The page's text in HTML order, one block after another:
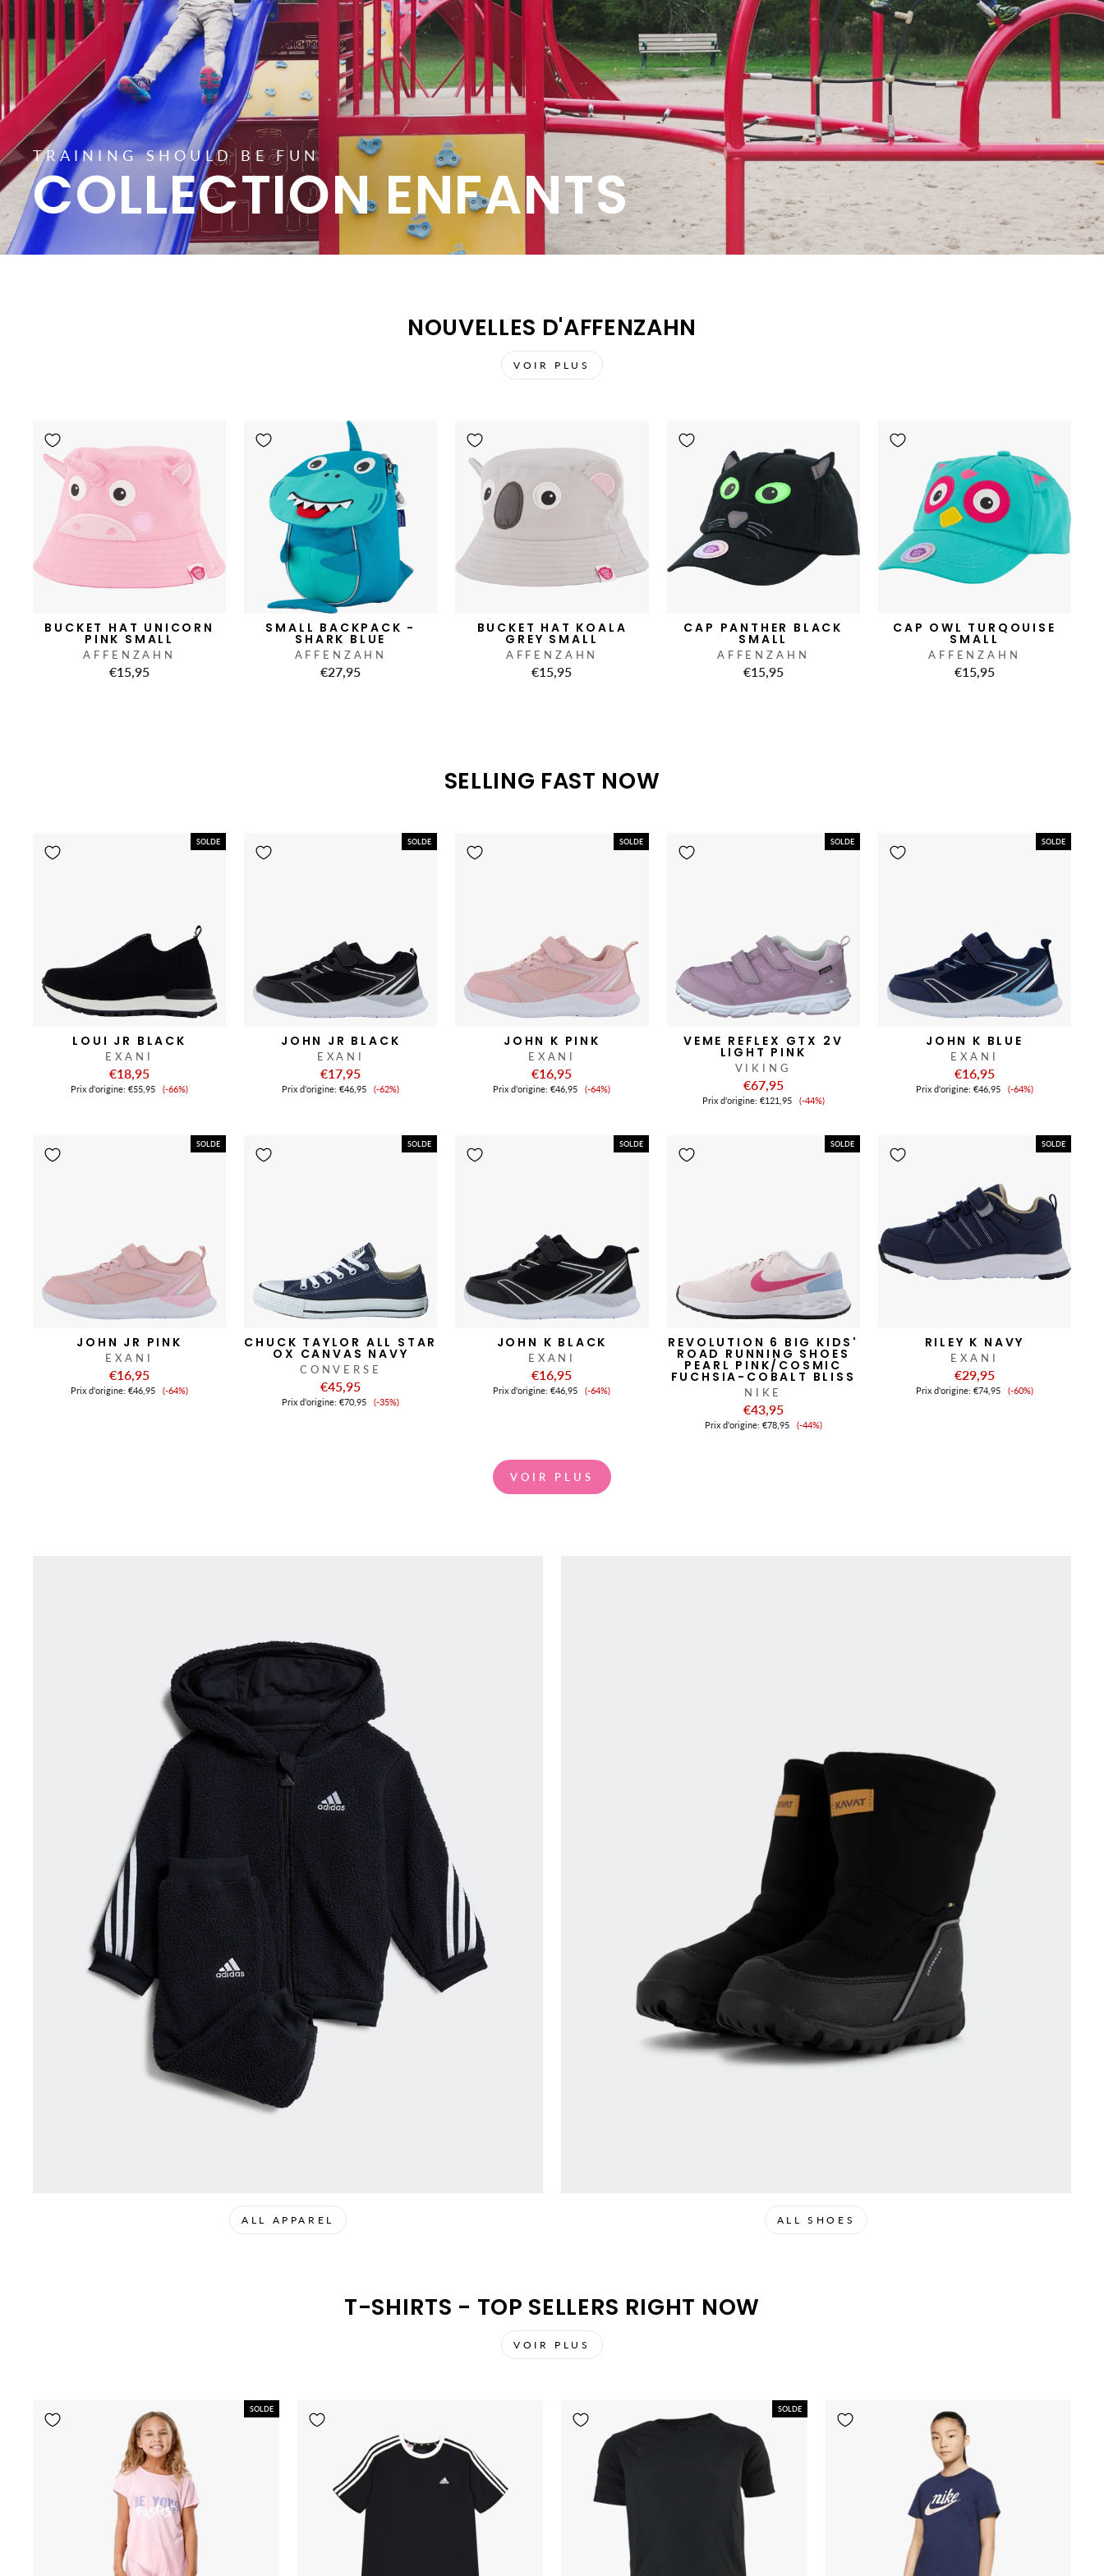
TRAINING SHOULD BE FUN
COLLECTION ENFANTS
NOUVELLES D'AFFENZAHN
VOIR PLUS
BUCKET HAT UNICORN
PINK SMALL
AFFENZAHN
€15,95
SMALL BACKPACK -
SHARK BLUE
AFFENZAHN
€27,95
BUCKET HAT KOALA
GREY SMALL
AFFENZAHN
€15,95
CAP PANTHER BLACK
SMALL
AFFENZAHN
€15,95
CAP OWL TURQOUISE
SMALL
AFFENZAHN
€15,95
SELLING FAST NOW
SOLDE
LOUI JR BLACK
EXANI
€18,95
Prix ​​d'origine:€55,95
Prix
(-66%)
SOLDE
JOHN JR BLACK
EXANI
€17,95
Prix ​​d'origine:€46,95
Prix
(-62%)
SOLDE
JOHN K PINK
EXANI
€16,95
Prix ​​d'origine:€46,95
Prix
(-64%)
SOLDE
VEME REFLEX GTX 2V
LIGHT PINK
VIKING
€67,95
Prix ​​d'origine: €121,95
Prix
(-44%)
SOLDE
JOHN K BLUE
EXANI
€16,95
Prix ​​d'origine: €46,95
Prix
(-64%)
SOLDE
JOHN JR PINK
EXANI
€16,95
Prix ​​d'origine:€46,95
Prix
(-64%)
SOLDE
CHUCK TAYLOR ALL STAR
OX CANVAS NAVY
CONVERSE
€45,95
Prix ​​d'origine:€70,95
Prix
(-35%)
SOLDE
JOHN K BLACK
EXANI
€16,95
Prix ​​d'origine:€46,95
Prix
(-64%)
SOLDE
REVOLUTION 6 BIG KIDS'
ROAD RUNNING SHOES
PEARL PINK/COSMIC
FUCHSIA-COBALT BLISS
NIKE
€43,95
Prix ​​d'origine: €78,95
Prix
(-44%)
SOLDE
RILEY K NAVY
EXANI
€29,95
Prix ​​d'origine: €74,95
Prix
(-60%)
VOIR PLUS
ALL APPAREL ALL SHOES
T-SHIRTS - TOP SELLERS RIGHT NOW
VOIR PLUS
SOLDE SOLDE